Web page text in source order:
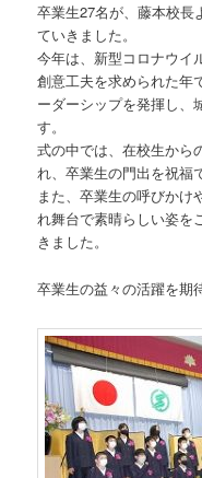
卒業生27名が、藤本校長
ていきました。
今年は、新型コロナウイ
創意工夫を求められた年
ーダーシップを発揮し、
す。
式の中では、在校生から
れ、卒業生の門出を祝福
また、卒業生の呼びかけ
れ舞台で素晴らしい姿を
きました。
卒業生の益々の活躍を期